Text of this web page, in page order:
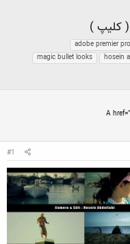
( کلیپ )
adobe premier
hosein
magic bullet looks
#1